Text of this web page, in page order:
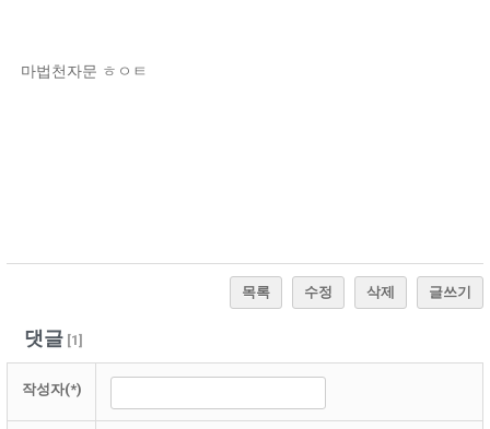
마법천자문 ㅎㅇㅌ
목록 수정 삭제 글쓰기
댓글[1]
작성자(*)